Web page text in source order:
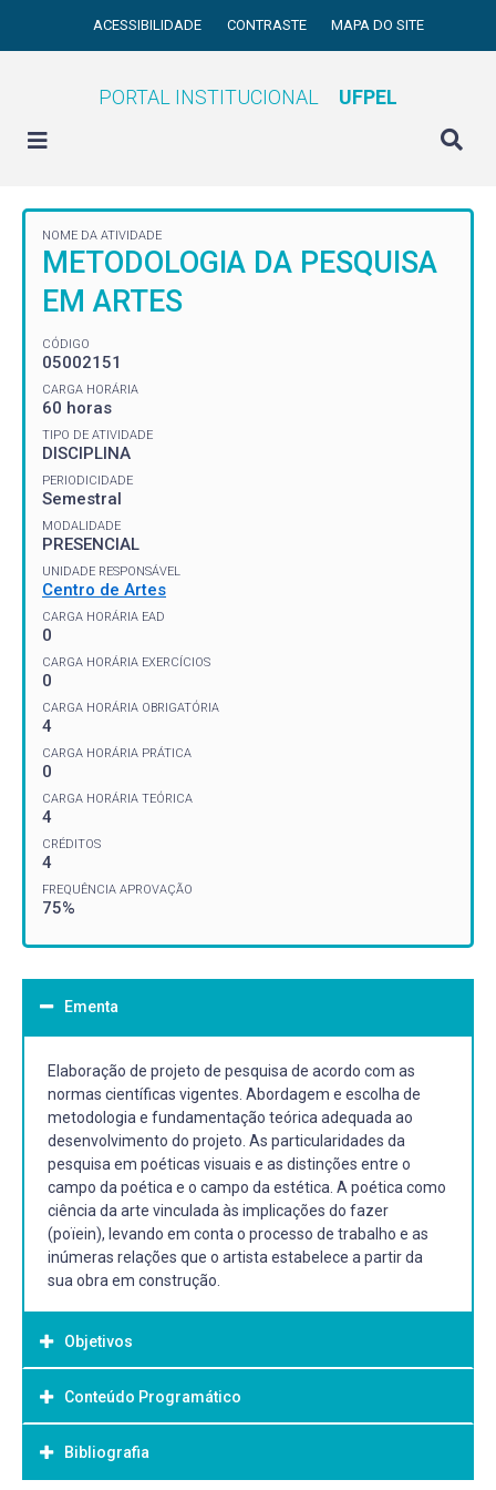
ACESSIBILIDADE CONTRASTE MAPA DO SITE
PORTAL INSTITUCIONAL UFPEL
NOME DA ATIVIDADE
METODOLOGIA DA PESQUISA
EM ARTES
CÓDIGO
05002151
CARGA HORÁRIA
60 horas
TIPO DE ATIVIDADE
DISCIPLINA
PERIODICIDADE
Semestral
MODALIDADE
PRESENCIAL
UNIDADE RESPONSÁVEL
Centro de Artes
CARGA HORÁRIA EAD
0
CARGA HORÁRIA EXERCÍCIOS
0
CARGA HORÁRIA OBRIGATÓRIA
4
CARGA HORÁRIA PRÁTICA
0
CARGA HORÁRIA TEÓRICA
4
CRÉDITOS
4
FREQUÊNCIA APROVAÇÃO
75%
Ementa
Elaboração de projeto de pesquisa de acordo com as
normas científicas vigentes. Abordagem e escolha de
metodologia e fundamentação teórica adequada ao
desenvolvimento do projeto. As particularidades da
pesquisa em poéticas visuais e as distinções entre o
campo da poética e o campo da estética. A poética como
ciência da arte vinculada às implicações do fazer
(poïein), levando em conta o processo de trabalho e as
inúmeras relações que o artista estabelece a partir da
sua obra em construção.
Objetivos
Objetivo Geral:
.
Conteúdo Programático
1. Apresentação da disciplina, do programa e da
bibliografia. A disciplina e as formas de avaliação
Bibliografia